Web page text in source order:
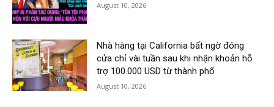
August 10, 2026
Nhà hàng tại California bất ngờ đóng
cửa chỉ vài tuần sau khi nhận khoản hỗ
trợ 100.000 USD từ thành phố
August 10, 2026